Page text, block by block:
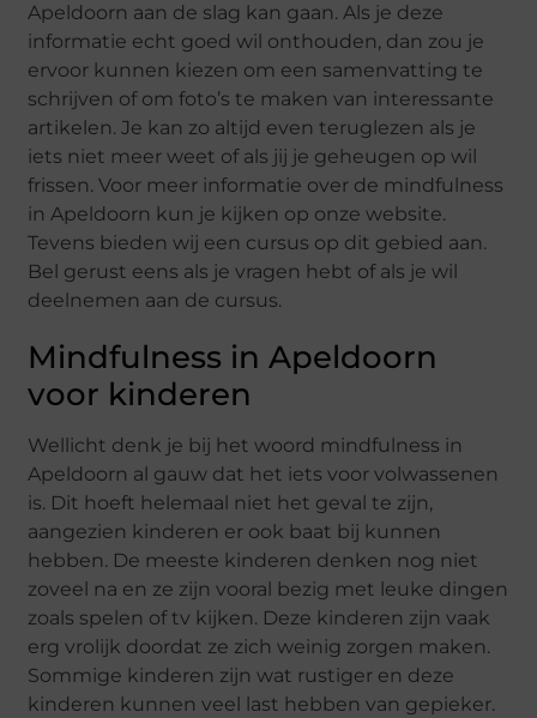
Apeldoorn aan de slag kan gaan. Als je deze
informatie echt goed wil onthouden, dan zou je
ervoor kunnen kiezen om een samenvatting te
schrijven of om foto’s te maken van interessante
artikelen. Je kan zo altijd even teruglezen als je
iets niet meer weet of als jij je geheugen op wil
frissen. Voor meer informatie over de mindfulness
in Apeldoorn kun je kijken op onze website.
Tevens bieden wij een cursus op dit gebied aan.
Bel gerust eens als je vragen hebt of als je wil
deelnemen aan de cursus.
Mindfulness in Apeldoorn
voor kinderen
Wellicht denk je bij het woord mindfulness in
Apeldoorn al gauw dat het iets voor volwassenen
is. Dit hoeft helemaal niet het geval te zijn,
aangezien kinderen er ook baat bij kunnen
hebben. De meeste kinderen denken nog niet
zoveel na en ze zijn vooral bezig met leuke dingen
zoals spelen of tv kijken. Deze kinderen zijn vaak
erg vrolijk doordat ze zich weinig zorgen maken.
Sommige kinderen zijn wat rustiger en deze
kinderen kunnen veel last hebben van gepieker.